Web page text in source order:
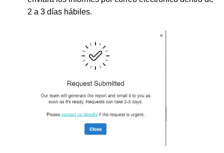
2 a 3 días hábiles.